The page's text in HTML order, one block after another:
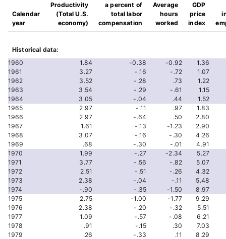
Calendar
year
Productivity
(Total U.S.
economy)
a percent of
total labor
compensation
Average
hours
worked
GDP
price
index
Historical data:
1960
1.84 -0.38 -0.92
1.36
1961
3.27 -.16 -.72
1.07
1962
3.52 -.28 .73
1.22
1963
3.54 -.29 -.61
1.15
1964
3.05 -.04 .44
1.52
1965
2.97 -.11 .97
1.83
1966
2.97 -.64 .50
2.80
1967
1.61 -.13 -1.23
2.90
1968
3.07 -.16 -.30
4.26
1969
.68 -.30 -.01
4.91
1970
1.99 -.27 -2.34
5.27
1971
3.77 -.56 -.82
5.07
1972
2.51 -.51 -.26
4.32
1973
2.38 -.04 -.11
5.48
1974
-.90 -.35 -1.50
8.97
1975
2.75 -1.00 -1.77
9.29
1976
2.38 -.20 -.32
5.51
1977
1.09 -.57 -.08
6.21
1978
.91 -.15 .30
7.03
1979
.26 -.33 .11
8.29